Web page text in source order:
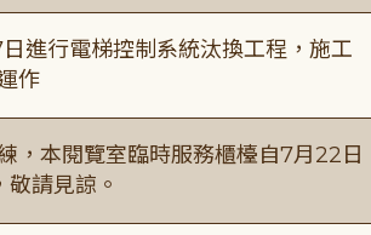
日進行電梯控制系統汰換工程，施工
作
，本閱覽室臨時服務櫃檯自7月22日
請見諒。